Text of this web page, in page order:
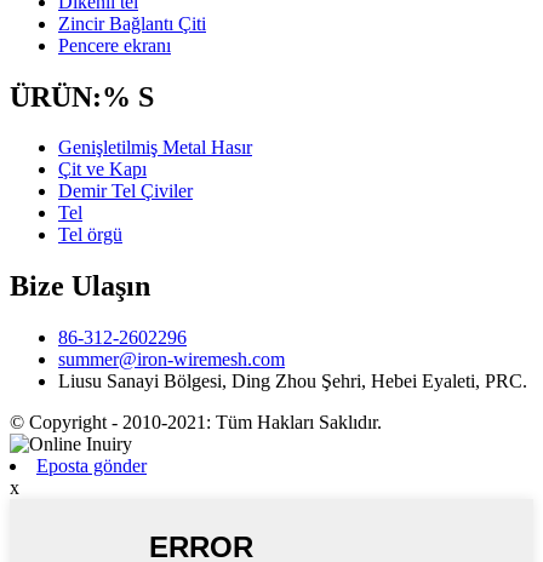
Zincir Bağlantı Çiti
Pencere ekranı
ÜRÜN:% S
Genişletilmiş Metal Hasır
Çit ve Kapı
Demir Tel Çiviler
Tel
Tel örgü
Bize Ulaşın
86-312-2602296
summer@iron-wiremesh.com
Liusu Sanayi Bölgesi, Ding Zhou Şehri, Hebei Eyaleti, PRC.
© Copyright - 2010-2021: Tüm Hakları Saklıdır.
Eposta gönder
x